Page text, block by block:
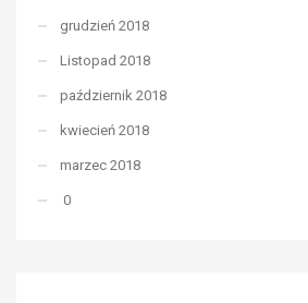
grudzień 2018
Listopad 2018
październik 2018
kwiecień 2018
marzec 2018
0